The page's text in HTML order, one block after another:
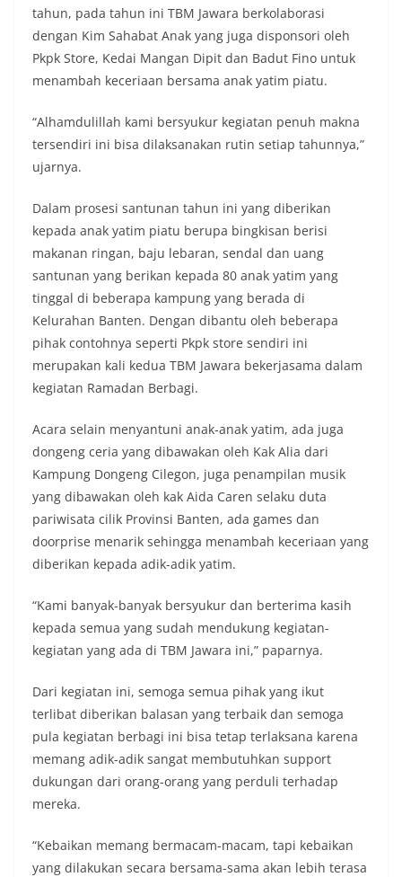
tahun, pada tahun ini TBM Jawara berkolaborasi
dengan Kim Sahabat Anak yang juga disponsori oleh
Pkpk Store, Kedai Mangan Dipit dan Badut Fino untuk
menambah keceriaan bersama anak yatim piatu.
“Alhamdulillah kami bersyukur kegiatan penuh makna
tersendiri ini bisa dilaksanakan rutin setiap tahunnya,”
ujarnya.
Dalam prosesi santunan tahun ini yang diberikan
kepada anak yatim piatu berupa bingkisan berisi
makanan ringan, baju lebaran, sendal dan uang
santunan yang berikan kepada 80 anak yatim yang
tinggal di beberapa kampung yang berada di
Kelurahan Banten. Dengan dibantu oleh beberapa
pihak contohnya seperti Pkpk store sendiri ini
merupakan kali kedua TBM Jawara bekerjasama dalam
kegiatan Ramadan Berbagi.
Acara selain menyantuni anak-anak yatim, ada juga
dongeng ceria yang dibawakan oleh Kak Alia dari
Kampung Dongeng Cilegon, juga penampilan musik
yang dibawakan oleh kak Aida Caren selaku duta
pariwisata cilik Provinsi Banten, ada games dan
doorprise menarik sehingga menambah keceriaan yang
diberikan kepada adik-adik yatim.
“Kami banyak-banyak bersyukur dan berterima kasih
kepada semua yang sudah mendukung kegiatan-
kegiatan yang ada di TBM Jawara ini,” paparnya.
Dari kegiatan ini, semoga semua pihak yang ikut
terlibat diberikan balasan yang terbaik dan semoga
pula kegiatan berbagi ini bisa tetap terlaksana karena
memang adik-adik sangat membutuhkan support
dukungan dari orang-orang yang perduli terhadap
mereka.
“Kebaikan memang bermacam-macam, tapi kebaikan
yang dilakukan secara bersama-sama akan lebih terasa